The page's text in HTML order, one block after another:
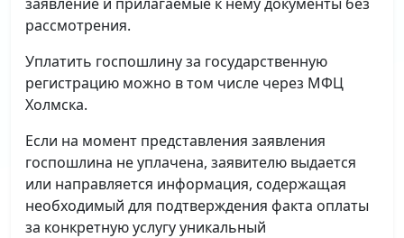
рассмотрения.
Уплатить госпошлину за государственную
регистрацию можно в том числе через МФЦ
Холмска.
Если на момент представления заявления
госпошлина не уплачена, заявителю выдается
или направляется информация, содержащая
необходимый для подтверждения факта оплаты
за конкретную услугу уникальный